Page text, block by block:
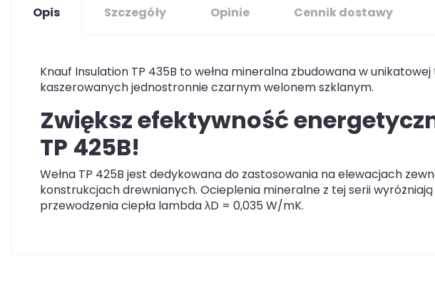
Opis Szczegóły Opinie Cennik dostawy
Knauf Insulation TP 435B to wełna mineralna zbudowana w unikatowej
kaszerowanych jednostronnie czarnym welonem szklanym.
Zwiększ efektywność
TP 425B!
Wełna TP 425B jest dedykowana do zastosowania na elewacjach
konstrukcjach drewnianych. Ocieplenia mineralne z tej serii
przewodzenia ciepła lambda λD = 0,035 W/mK.